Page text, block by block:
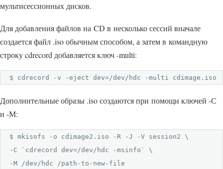
мультисессионных дисков.
Для добавления файлов на CD в несколько сессий вначале
создается файл .iso обычным способом, а затем в командную
строку cdrecord добавляется ключ -multi:
$ cdrecord -v -eject dev=/dev/hdc -multi cdimage.iso
Дополнительные образы .iso создаются при помощи ключей -С
и -М:
$ mkisofs -о cdimage2.iso -R -J -V session2 \
-С `cdrecord dev=/dev/hdc -msinfo` \
-M /dev/hdc /path-to-new-file